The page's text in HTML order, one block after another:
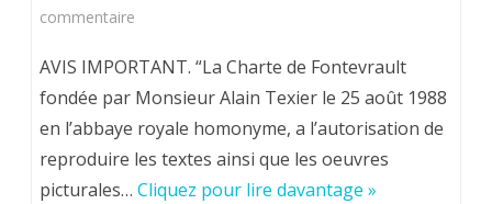
commentaire
Chiren,
Maître
imagier
AVIS IMPORTANT. “La Charte de Fontevrault
fondée par Monsieur Alain Texier le 25 août 1988
en l’abbaye royale homonyme, a l’autorisation de
reproduire les textes ainsi que les oeuvres
picturales… Cliquez pour lire davantage »